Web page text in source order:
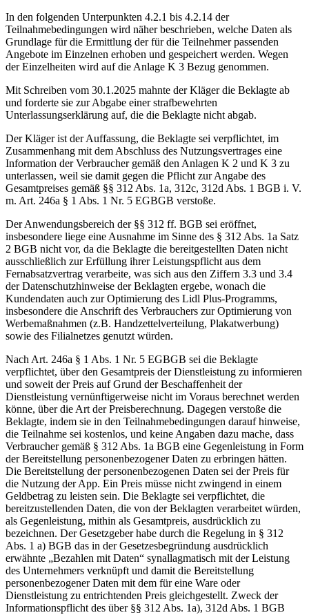
In den folgenden Unterpunkten 4.2.1 bis 4.2.14 der
Teilnahmebedingungen wird näher beschrieben, welche Daten als
Grundlage für die Ermittlung der für die Teilnehmer passenden
Angebote im Einzelnen erhoben und gespeichert werden. Wegen
der Einzelheiten wird auf die Anlage K 3 Bezug genommen.
Mit Schreiben vom 30.1.2025 mahnte der Kläger die Beklagte ab
und forderte sie zur Abgabe einer strafbewehrten
Unterlassungserklärung auf, die die Beklagte nicht abgab.
Der Kläger ist der Auffassung, die Beklagte sei verpflichtet, im
Zusammenhang mit dem Abschluss des Nutzungsvertrages eine
Information der Verbraucher gemäß den Anlagen K 2 und K 3 zu
unterlassen, weil sie damit gegen die Pflicht zur Angabe des
Gesamtpreises gemäß §§ 312 Abs. 1a, 312c, 312d Abs. 1 BGB i. V.
m. Art. 246a § 1 Abs. 1 Nr. 5 EGBGB verstoße.
Der Anwendungsbereich der §§ 312 ff. BGB sei eröffnet,
insbesondere liege eine Ausnahme im Sinne des § 312 Abs. 1a Satz
2 BGB nicht vor, da die Beklagte die bereitgestellten Daten nicht
ausschließlich zur Erfüllung ihrer Leistungspflicht aus dem
Fernabsatzvertrag verarbeite, was sich aus den Ziffern 3.3 und 3.4
der Datenschutzhinweise der Beklagten ergebe, wonach die
Kundendaten auch zur Optimierung des Lidl Plus-Programms,
insbesondere die Anschrift des Verbrauchers zur Optimierung von
Werbemaßnahmen (z.B. Handzettelverteilung, Plakatwerbung)
sowie des Filialnetzes genutzt würden.
Nach Art. 246a § 1 Abs. 1 Nr. 5 EGBGB sei die Beklagte
verpflichtet, über den Gesamtpreis der Dienstleistung zu informieren
und soweit der Preis auf Grund der Beschaffenheit der
Dienstleistung vernünftigerweise nicht im Voraus berechnet werden
könne, über die Art der Preisberechnung. Dagegen verstoße die
Beklagte, indem sie in den Teilnahmebedingungen darauf hinweise,
die Teilnahme sei kostenlos, und keine Angaben dazu mache, dass
Verbraucher gemäß § 312 Abs. 1a BGB eine Gegenleistung in Form
der Bereitstellung personenbezogener Daten zu erbringen hätten.
Die Bereitstellung der personenbezogenen Daten sei der Preis für
die Nutzung der App. Ein Preis müsse nicht zwingend in einem
Geldbetrag zu leisten sein. Die Beklagte sei verpflichtet, die
bereitzustellenden Daten, die von der Beklagten verarbeitet würden,
als Gegenleistung, mithin als Gesamtpreis, ausdrücklich zu
bezeichnen. Der Gesetzgeber habe durch die Regelung in § 312
Abs. 1 a) BGB das in der Gesetzesbegründung ausdrücklich
erwähnte „Bezahlen mit Daten“ synallagmatisch mit der Leistung
des Unternehmers verknüpft und damit die Bereitstellung
personenbezogener Daten mit dem für eine Ware oder
Dienstleistung zu entrichtenden Preis gleichgestellt. Zweck der
Informationspflicht des über §§ 312 Abs. 1a), 312d Abs. 1 BGB